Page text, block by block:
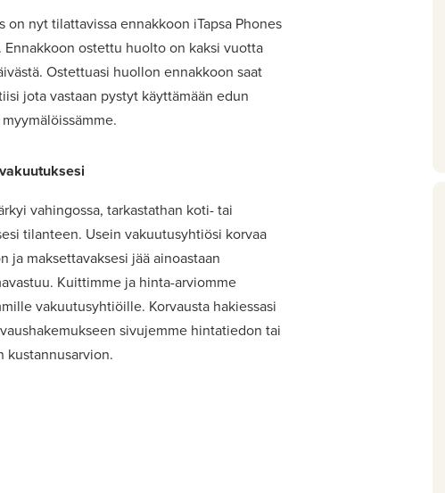
on nyt tilattavissa ennakkoon iTapsa Phones
Ennakkoon ostettu huolto on kaksi vuotta
Ostettuasi huollon ennakkoon saat
jota vastaan pystyt käyttämään edun
vahingossa, tarkastathan koti- tai
tilanteen. Usein vakuutusyhtiösi korvaa
ja maksettavaksesi jää ainoastaan
Kuittimme ja hinta-arviomme
vakuutusyhtiöille. Korvausta hakiessasi
sivujemme hintatiedon tai
kustannusarvion.